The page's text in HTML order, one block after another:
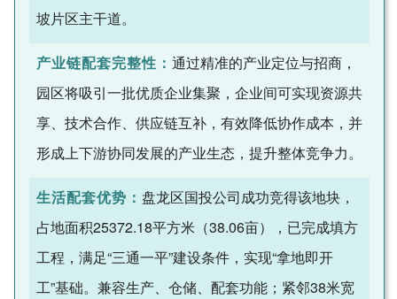
坡片区主干道。
产业链配套完整性： 通过精准的产业定位与招商，
园区将吸引一批优质企业集聚，企业间可实现资源共
享、技术合作、供应链互补，有效降低协作成本，并
形成上下游协同发展的产业生态，提升整体竞争力。
生活配套优势： 盘龙区国投公司成功竞得该地块，
占地面积25372.18平方米（38.06亩），已完成填方
工程，满足“三通一平”建设条件，实现“拿地即开
工”基础。兼容生产、仓储、配套功能；紧邻38米宽